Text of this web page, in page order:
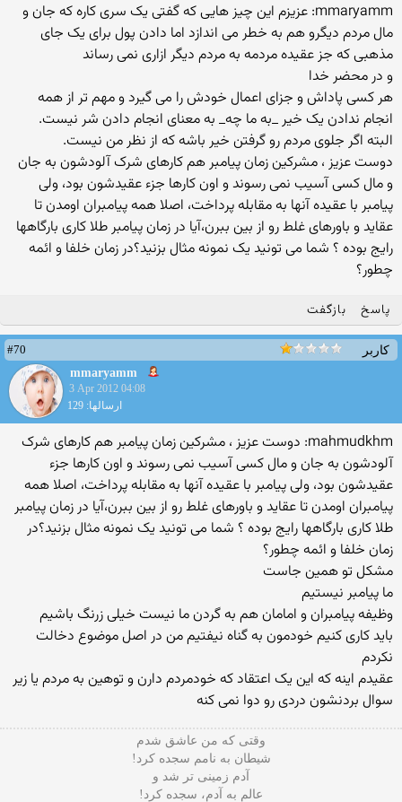
mmaryamm: عزیزم این چیز هایی که گفتی یک سری کاره که جان و
مال مردم دیگرو هم به خطر می اندازد اما دادن پول برای یک جای
مذهبی که جز عقیده مردمه به مردم دیگر ازاری نمی رساند
و در محضر خدا
هر کسی پاداش و جزای اعمال خودش را می گیرد و مهم تر از همه
انجام ندادن یک خیر _به ما چه_ به معنای انجام دادن شر نیست.
البته اگر جلوی مردم رو گرفتن خیر باشه که از نظر من نیست.
دوست عزیز ، مشرکین زمان پیامبر هم کارهای شرک آلودشون به جان
و مال کسی آسیب نمی رسوند و اون کارها جزء عقیدشون بود، ولی
پیامبر با عقیده آنها به مقابله پرداخت، اصلا همه پیامبران اومدن تا
عقاید و باورهای غلط رو از بین ببرن،آیا در زمان پیامبر طلا کاری بارگاهها
رایج بوده ؟ شما می تونید یک نمونه مثال بزنید؟در زمان خلفا و ائمه
چطور؟
پاسخ بازگفت
کاربر
#70
mmaryamm
3 Apr 2012 04:08
ارسالها: 129
mahmudkhm: دوست عزیز ، مشرکین زمان پیامبر هم کارهای شرک
آلودشون به جان و مال کسی آسیب نمی رسوند و اون کارها جزء
عقیدشون بود، ولی پیامبر با عقیده آنها به مقابله پرداخت، اصلا همه
پیامبران اومدن تا عقاید و باورهای غلط رو از بین ببرن،آیا در زمان پیامبر
طلا کاری بارگاهها رایج بوده ؟ شما می تونید یک نمونه مثال بزنید؟در
زمان خلفا و ائمه چطور؟
مشکل تو همین جاست
ما پیامبر نیستیم
وظیفه پیامبران و امامان هم به گردن ما نیست خیلی زرنگ باشیم
باید کاری کنیم خودمون به گناه نیفتیم من در اصل موضوع دخالت
نکردم
عقیدم اینه که این یک اعتقاد که خودمردم دارن و توهین به مردم یا زیر
سوال بردنشون دردی رو دوا نمی کنه
وقتی که من عاشق شدم
شیطان به نامم سجده کرد!
آدم زمینی تر شد و
عالم به آدم، سجده کرد!